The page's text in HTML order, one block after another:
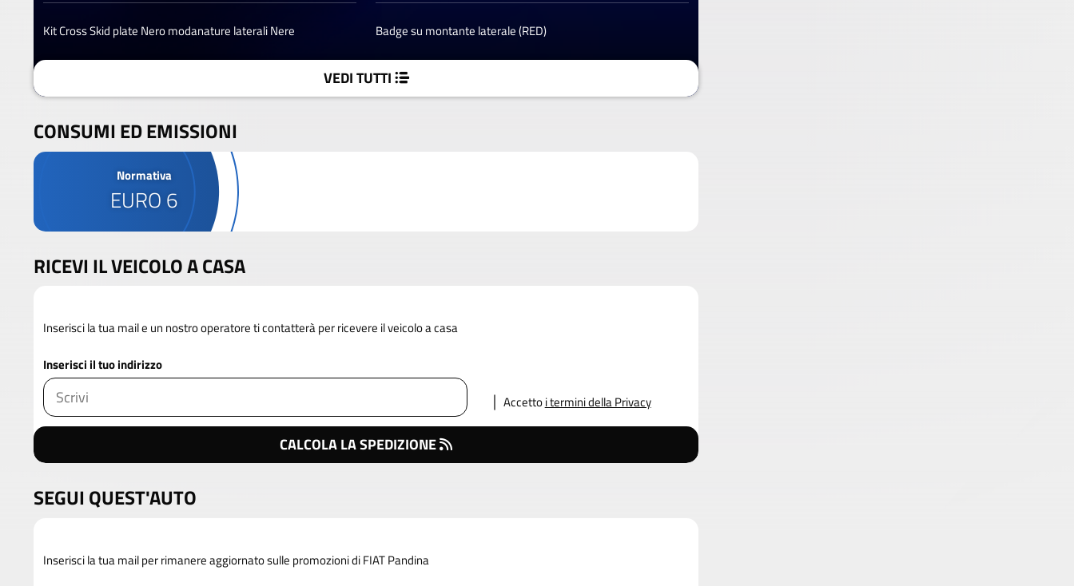
Kit Cross Skid plate Nero modanature laterali Nere Badge su montante laterale (RED)
VEDI TUTTI
CONSUMI ED EMISSIONI
Normativa
EURO 6
RICEVI IL VEICOLO A CASA
Inserisci la tua mail e un nostro operatore ti contatterà per ricevere il veicolo a casa
Inserisci il tuo indirizzo
Accettoi termini della Privacy
CALCOLA LA SPEDIZIONE
SEGUI QUEST'AUTO
Inserisci la tua mail per rimanere aggiornato sulle promozioni di FIAT Pandina